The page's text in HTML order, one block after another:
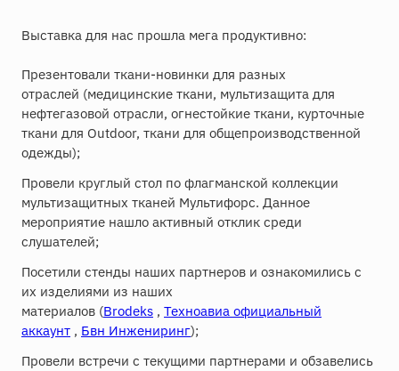
Выставка для нас прошла мега продуктивно:
Презентовали ткани-новинки для разных
отраслей (медицинские ткани, мультизащита для
нефтегазовой отрасли, огнестойкие ткани, курточные
ткани для Outdoor, ткани для общепроизводственной
одежды);
Провели круглый стол по флагманской коллекции
мультизащитных тканей Мультифорс. Данное
мероприятие нашло активный отклик среди
слушателей;
Посетили стенды наших партнеров и ознакомились с
их изделиями из наших
материалов (Brodeks , Техноавиа официальный
аккаунт , Бвн Инжениринг);
Провели встречи с текущими партнерами и обзавелись